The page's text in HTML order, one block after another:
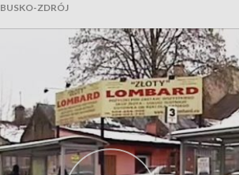
BUSKO-ZDRÓJ